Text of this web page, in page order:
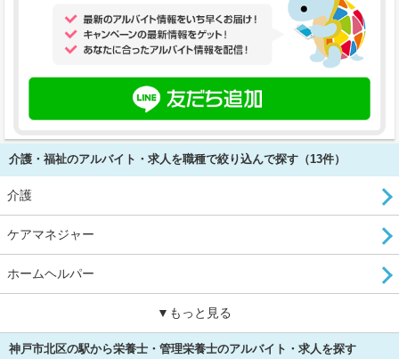
介護・福祉のアルバイト・求人を職種で絞り込んで探す（13件）
介護
ケアマネジャー
ホームヘルパー
▼もっと見る
神戸市北区の駅から栄養士・管理栄養士のアルバイト・求人を探す